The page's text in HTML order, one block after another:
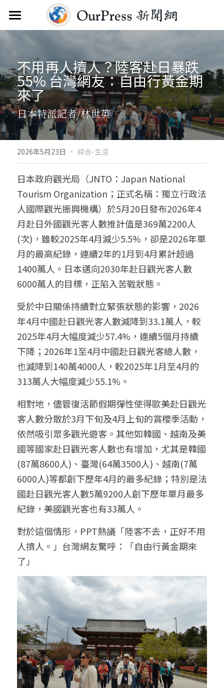
首頁
新聞雲
分類
焦點新聞
觀點評析
文教新聞
綜合生活
人物報導
國際財經
關於
服務
聯繫
訂閱電子報
FAQ
搜索
不用再人擠人？陸客赴日暴跌
55% 台灣網友：自由行黃金期
來了
日本特派記者/林世英
2026年5月23日 · 綜合-生活
日本政府觀光局（JNTO：Japan National
Tourism Organization；正式名稱：獨立行政法
人國際觀光振興機構）於5月20日發布2026年4
月赴日外國觀光客人數推計值是369萬2200人
(次)，雖較2025年4月減少5.5%，卻是2026年單
月的最高紀錄，連續2年的1月到4月累計超過
1400萬人。日本邁向2030年赴日觀光客人數
6000萬人的目標，正陷入苦戰狀態。
受於中日關係持續對立緊張狀態的影響，2026
年4月中國赴日觀光客人數減降到33.1萬人，較
2025年4月大幅度減少57.4%，連續5個月持續
下降；2026年1至4月中國赴日觀光客總人數，
也減降到140萬4000人，較2025年1月至4月的
313萬人大幅度減少55.1%。
相對地，儘管復活節假期彈性使得歐美赴日觀光
客人數分散於3月下旬及4月上旬的賞櫻季活動，
依然吸引眾多觀光遊客。其他如韓國、越南及美
國等國家赴日觀光客人數也有增加，尤其是韓國
(87萬8600人)、臺灣(64萬3500人)、越南(7萬
6000人)等都創下歷年4月的最多紀錄；特別是法
國赴日觀光客人數5萬9200人創下歷年單月最多
紀錄，美國觀光客也有33萬人。
對於這個情形，PPT熱議「陸客不去，正好不用
人擠人。」台灣網友驚呼：「自由行黃金期來
了」